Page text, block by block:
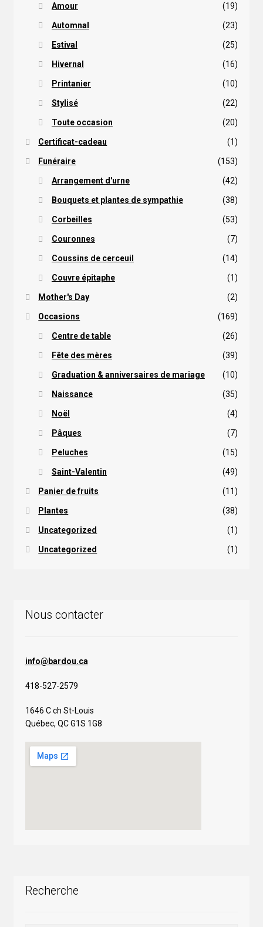
Amour (19)
Automnal (23)
Estival (25)
Hivernal (16)
Printanier (10)
Stylisé (22)
Toute occasion (20)
Certificat-cadeau (1)
Funéraire (153)
Arrangement d'urne (42)
Bouquets et plantes de sympathie (38)
Corbeilles (53)
Couronnes (7)
Coussins de cerceuil (14)
Couvre épitaphe (1)
Mother's Day (2)
Occasions (169)
Centre de table (26)
Fête des mères (39)
Graduation & anniversaires de mariage (10)
Naissance (35)
Noël (4)
Pâques (7)
Peluches (15)
Saint-Valentin (49)
Panier de fruits (11)
Plantes (38)
Uncategorized (1)
Uncategorized (1)
Nous contacter
info@bardou.ca
418-527-2579
1646 C ch St-Louis
Québec, QC G1S 1G8
Recherche